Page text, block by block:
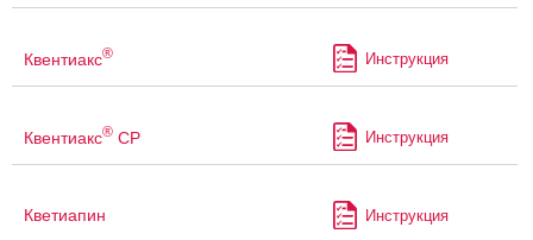
Квентиакс® Инструкция
Квентиакс® СР Инструкция
Кветиапин Инструкция